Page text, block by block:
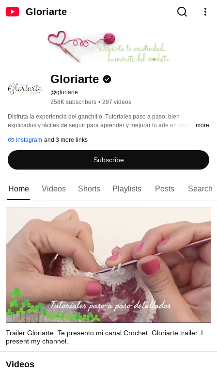
Gloriarte
Gloriarte
@gloriarte
258K subscribers • 297 videos
Disfruta la experiencia del ganchillo. Tutoriales paso a paso, bien
explicados y fáciles de seguir para aprender y mejorar tu arte en crochet. ...more
Instagram and 3 more links
Subscribe
Home Videos Shorts Playlists Posts Search
Trailer Gloriarte. Te presento mi canal Crochet. Gloriarte trailer. I
present my channel.
Videos